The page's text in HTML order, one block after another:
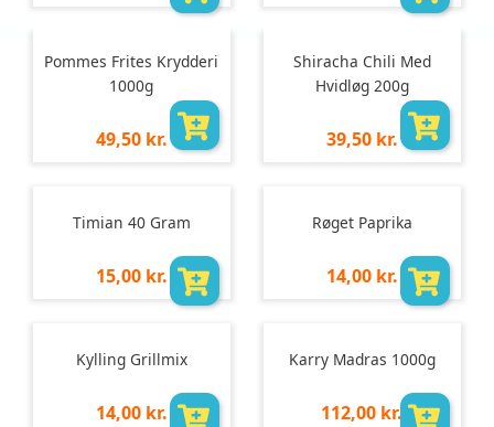
Pommes Frites Krydderi
1000g
Pris
49,50 kr.
Shiracha Chili Med
Hvidløg 200g
Pris
39,50 kr.
Timian 40 Gram
Pris
15,00 kr.
Røget Paprika
Pris
14,00 kr.
Kylling Grillmix
Pris
14,00 kr.
Karry Madras 1000g
Pris
112,00 kr.